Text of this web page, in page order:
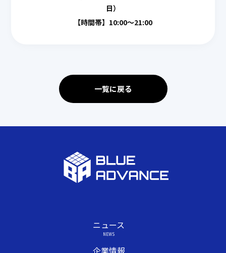
日）
【時間帯】10:00〜21:00
一覧に戻る
ニュース
NEWS
企業情報